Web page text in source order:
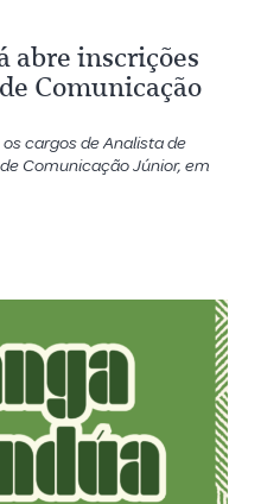
inscrições
Comunicação
cargos de Analista de
Comunicação Júnior, em